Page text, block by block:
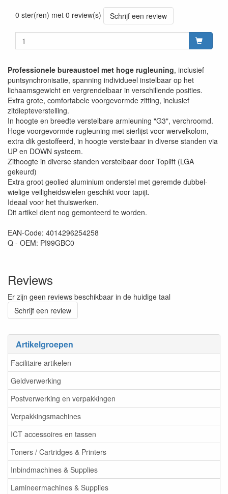
Artikelgroepen
Facilitaire artikelen
Geldverwerking
Postverwerking en verpakkingen
Verpakkingsmachines
ICT accessoires en tassen
Toners / Cartridges & Printers
Inbindmachines & Supplies
Lamineermachines & Supplies
0 ster(ren) met 0 review(s)
Schrijf een review
Professionele bureaustoel met hoge rugleuning, inclusief
puntsynchronisatie, spanning individueel instelbaar op het
lichaamsgewicht en vergrendelbaar in verschillende posities.
Extra grote, comfortabele voorgevormde zitting, inclusief
zitdiepteverstelling.
In hoogte en breedte verstelbare armleuning "G3", verchroomd.
Hoge voorgevormde rugleuning met sierlijst voor wervelkolom,
extra dik gestoffeerd, in hoogte verstelbaar in diverse standen via
UP en DOWN systeem.
Zithoogte in diverse standen verstelbaar door Toplift (LGA
gekeurd)
Extra groot geolied aluminium onderstel met geremde dubbel-
wielige veiligheidswielen geschikt voor tapijt.
Ideaal voor het thuiswerken.
Dit artikel dient nog gemonteerd te worden.
EAN-Code: 4014296254258
Q - OEM: PI99GBC0
Reviews
Er zijn geen reviews beschikbaar in de huidige taal
Schrijf een review